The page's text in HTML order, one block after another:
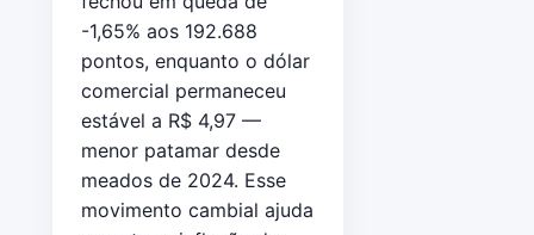
-1,65% aos 192.688
pontos, enquanto o dólar
comercial permaneceu
estável a R$ 4,97 —
menor patamar desde
meados de 2024. Esse
movimento cambial ajuda